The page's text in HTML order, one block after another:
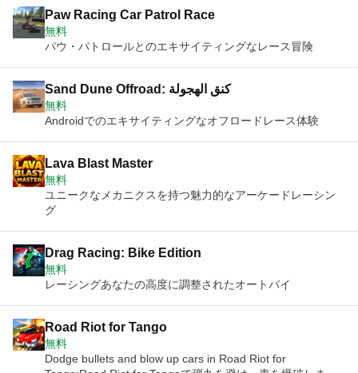
Paw Racing Car Patrol Race
無料
パウ・パトロールとのエキサイティングなレース冒険
Sand Dune Offroad: كنق الهجولة
無料
Androidでのエキサイティングなオフロードレース体験
Lava Blast Master
無料
ユニークなメカニクスを持つ魅力的なアーケードレーシン
グ
Drag Racing: Bike Edition
無料
レーシングあなたの高度に調整されたオートバイ
Road Riot for Tango
無料
Dodge bullets and blow up cars in Road Riot for